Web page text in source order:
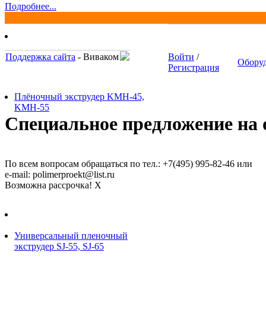
Плёночный экструдер KMH-45,
KMH-55
Универсальный пленочный
экструдер SJ-55, SJ-65
Подробнее...
Поддержка сайта - Виваком Войти /
Регистрация
Специальное предложение на
По всем вопросам обращаться по тел.: +7(495) 995-82-46 или
e-mail: polimerproekt@list.ru
Возможна рассрочка! X